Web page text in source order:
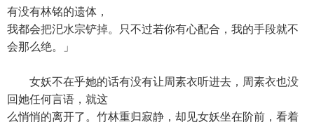
有没有林铭的遗体，
我都会把汜水宗铲掉。只不过若你有心配合，我的手段就不
会那么绝。」
女妖不在乎她的话有没有让周素衣听进去，周素衣也没
回她任何言语，就这
么悄悄的离开了。竹林重归寂静，却见女妖坐在阶前，看着